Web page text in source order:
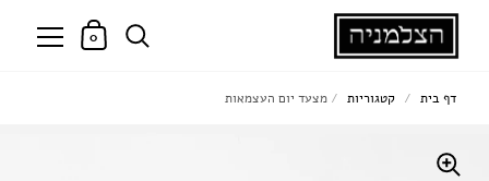
0
דף בית / קטגוריות / מצעד יום העצמאות